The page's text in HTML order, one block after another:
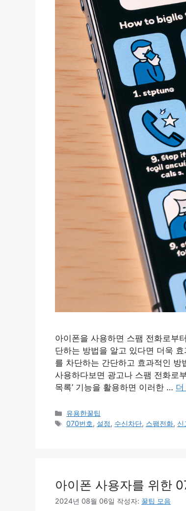
아이폰을 사용하면 스팸 전화로부
단하는 방법을 알고 있다면 더욱
를 차단하는 간단하고 효과적인
사용하다보면 광고나 스팸 전화로
목록’ 기능을 활용하면 이러한 … 더
카
테
유용한꿀팁
태
070번호, 설정, 수신차단, 스팸전화, 신
아이폰 사용자를 위한
2024년 08월 06일 작성자: 꿀팁 모음